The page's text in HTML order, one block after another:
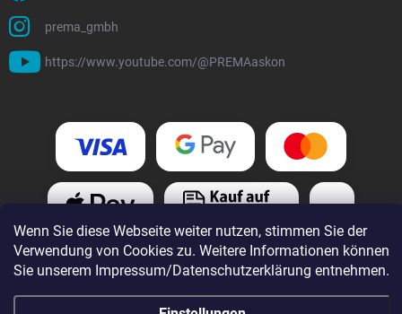
Wenn Sie diese Webseite weiter nutzen, stimmen Sie der
Verwendung von Cookies zu. Weitere Informationen können
Sie unserem Impressum/Datenschutzerklärung entnehmen.
prema_gmbh
https://www.youtube.com/@PREMAaskon